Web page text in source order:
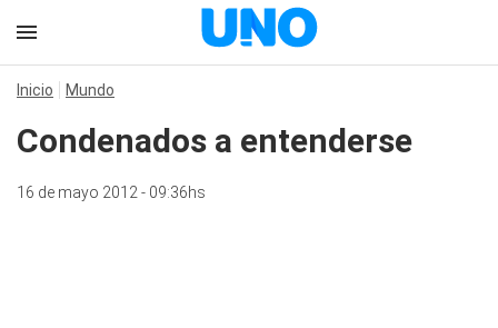
Inicio Mundo
Condenados a entenderse
16 de mayo 2012 - 09:36hs